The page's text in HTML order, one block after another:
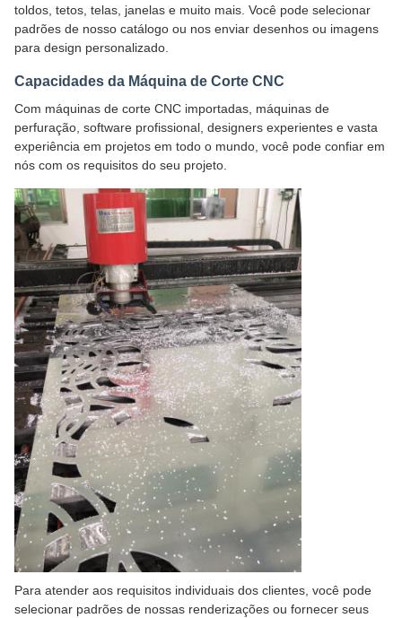
toldos, tetos, telas, janelas e muito mais. Você pode selecionar
padrões de nosso catálogo ou nos enviar desenhos ou imagens
para design personalizado.
Capacidades da Máquina de Corte CNC
Com máquinas de corte CNC importadas, máquinas de
perfuração, software profissional, designers experientes e vasta
experiência em projetos em todo o mundo, você pode confiar em
nós com os requisitos do seu projeto.
Para atender aos requisitos individuais dos clientes, você pode
selecionar padrões de nossas renderizações ou fornecer seus